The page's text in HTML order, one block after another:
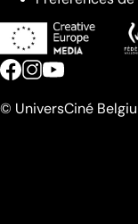
© UniversCiné